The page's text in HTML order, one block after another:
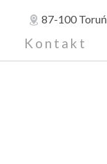
87-100 Toruń
Kontakt